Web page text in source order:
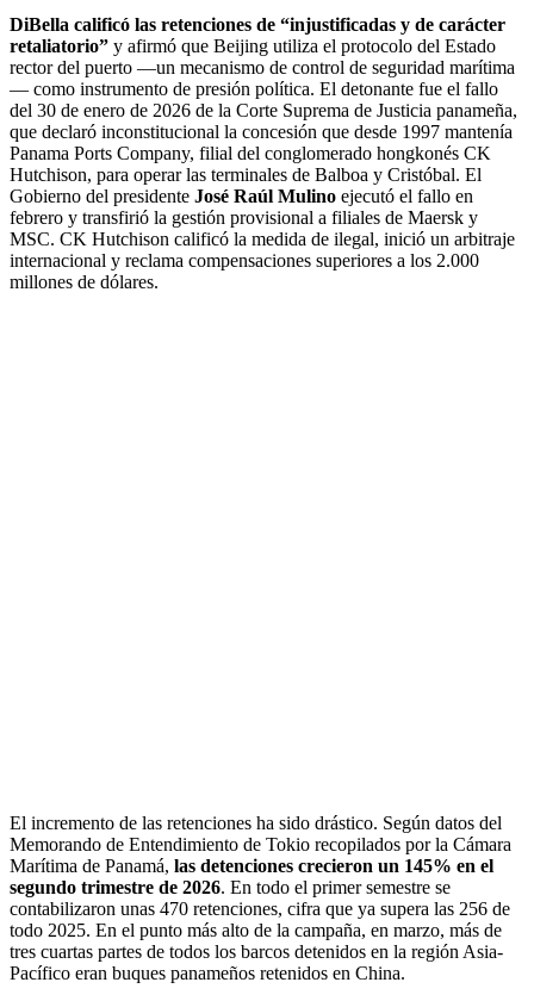
DiBella calificó las retenciones de “injustificadas y de carácter
retaliatorio” y afirmó que Beijing utiliza el protocolo del Estado
rector del puerto —un mecanismo de control de seguridad marítima
— como instrumento de presión política. El detonante fue el fallo
del 30 de enero de 2026 de la Corte Suprema de Justicia panameña,
que declaró inconstitucional la concesión que desde 1997 mantenía
Panama Ports Company, filial del conglomerado hongkonés CK
Hutchison, para operar las terminales de Balboa y Cristóbal. El
Gobierno del presidente José Raúl Mulino ejecutó el fallo en
febrero y transfirió la gestión provisional a filiales de Maersk y
MSC. CK Hutchison calificó la medida de ilegal, inició un arbitraje
internacional y reclama compensaciones superiores a los 2.000
millones de dólares.
El incremento de las retenciones ha sido drástico. Según datos del
Memorando de Entendimiento de Tokio recopilados por la Cámara
Marítima de Panamá, las detenciones crecieron un 145% en el
segundo trimestre de 2026. En todo el primer semestre se
contabilizaron unas 470 retenciones, cifra que ya supera las 256 de
todo 2025. En el punto más alto de la campaña, en marzo, más de
tres cuartas partes de todos los barcos detenidos en la región Asia-
Pacífico eran buques panameños retenidos en China.